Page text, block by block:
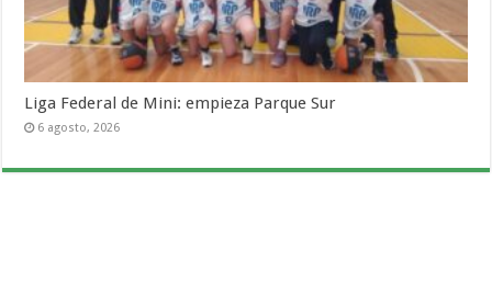
Liga Federal de Mini: empieza Parque Sur
6 agosto, 2026